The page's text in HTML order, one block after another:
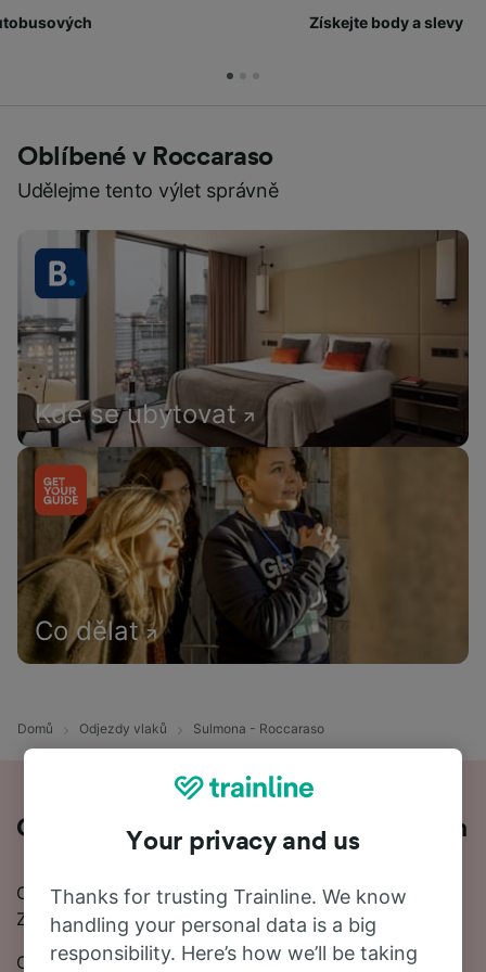
Získejte body a slevy
Oblíbené v Roccaraso
Udělejme tento výlet správně
Kde se ubytovat
Co dělat
Domů Odjezdy vlaků Sulmona - Roccaraso
Cesta z Sulmona do Roccaraso vlakem
Chcete cestovat z Sulmona do Roccaraso vlakem?
Začněte svou cestu s námi.
Cesta vlakem z Sulmona do Roccaraso trvá průměrně
Your privacy and us
Thanks for trusting Trainline. We know
handling your personal data is a big
responsibility. Here’s how we’ll be taking